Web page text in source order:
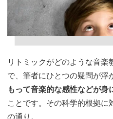
リトミックがどのような音楽
で、筆者にひとつの疑問が浮
もって音楽的な感性などが身
ことです。その科学的根拠に
の通り。